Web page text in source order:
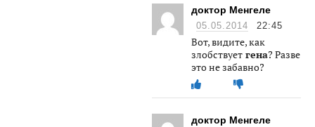
доктор Менгеле
05.05.2014 22:45
Вот, видите, как
злобствует гена? Разве
это не забавно?
доктор Менгеле